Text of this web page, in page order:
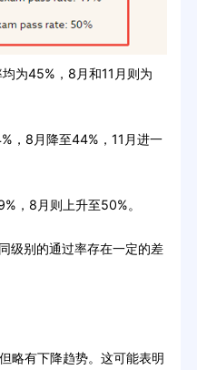
为45%，8月和11月则为
8月降至44%，11月进一
8月则上升至50%。
别的通过率存在一定的差
有下降趋势。这可能表明